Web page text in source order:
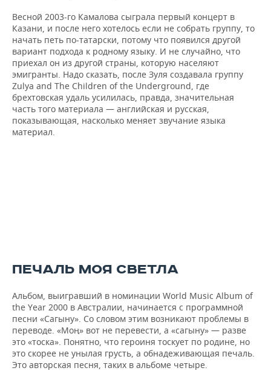
Весной 2003-го Камалова сыграла первый концерт в
Казани, и после него хотелось если не собрать группу, то
начать петь по-татарски, потому что появился другой
вариант подхода к родному языку. И не случайно, что
приехал он из другой страны, которую населяют
эмигранты. Надо сказать, после Зуля создавала группу
Zulya and The Children of the Underground, где
брехтовская удаль усилилась, правда, значительная
часть того материала — английская и русская,
показывающая, насколько меняет звучание языка
материал.
ПЕЧАЛЬ МОЯ СВЕТЛА
Альбом, выигравший в номинации World Music Album of
the Year 2000 в Австралии, начинается с программной
песни «Сагыну». Со словом этим возникают проблемы в
переводе. «Моң» вот не перевести, а «сагыну» — разве
это «тоска». Понятно, что героиня тоскует по родине, но
это скорее не унылая грусть, а обнадеживающая печаль.
Это авторская песня, таких в альбоме четыре.